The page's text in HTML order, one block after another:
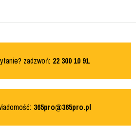
zadzwoń: 22 300 10 91
365pro@365pro.pl